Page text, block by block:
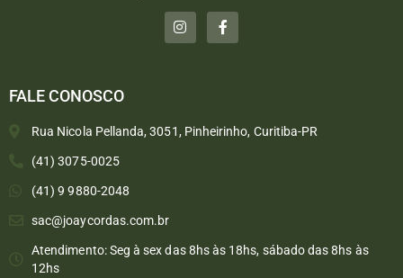
FALE CONOSCO
Rua Nicola Pellanda, 3051, Pinheirinho, Curitiba-PR
(41) 3075-0025
(41) 9 9880-2048
sac@joaycordas.com.br
Atendimento: Seg à sex das 8hs às 18hs, sábado das 8hs às
12hs